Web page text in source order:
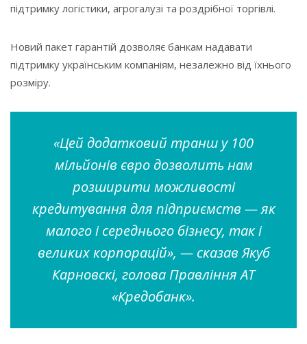
підтримку логістики, агрогалузі та роздрібної торгівлі.
Новий пакет гарантій дозволяє банкам надавати
підтримку українським компаніям, незалежно від їхнього
розміру.
«Цей додатковий транш у 100
мільйонів євро дозволить нам
розширити можливості
кредитування для підприємств — як
малого і середнього бізнесу, так і
великих корпорацій», — сказав Якуб
Карновскі, голова Правління АТ
«Кредобанк».